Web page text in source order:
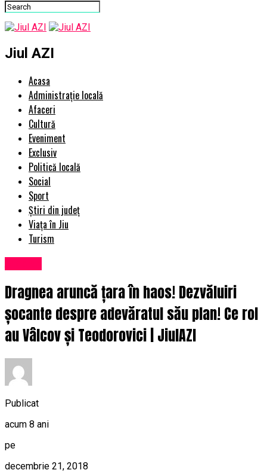
Jiul AZI
Acasa
Administrație locală
Afaceri
Cultură
Eveniment
Exclusiv
Politică locală
Social
Sport
Știri din județ
Viața în Jiu
Turism
Dragnea aruncă țara în haos! Dezvăluiri
șocante despre adevăratul său plan! Ce rol
au Vâlcov și Teodorovici | JiulAZI
Publicat
acum 8 ani
pe
decembrie 21, 2018